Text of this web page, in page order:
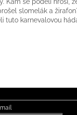
slomelák a
tuto karnevalovou